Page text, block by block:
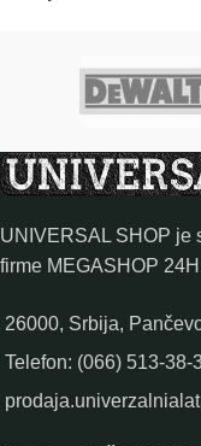
UNIVERSAL SHOP je
firme MEGASHOP
26000, Srbija,
Telefon: (066) 513-38-